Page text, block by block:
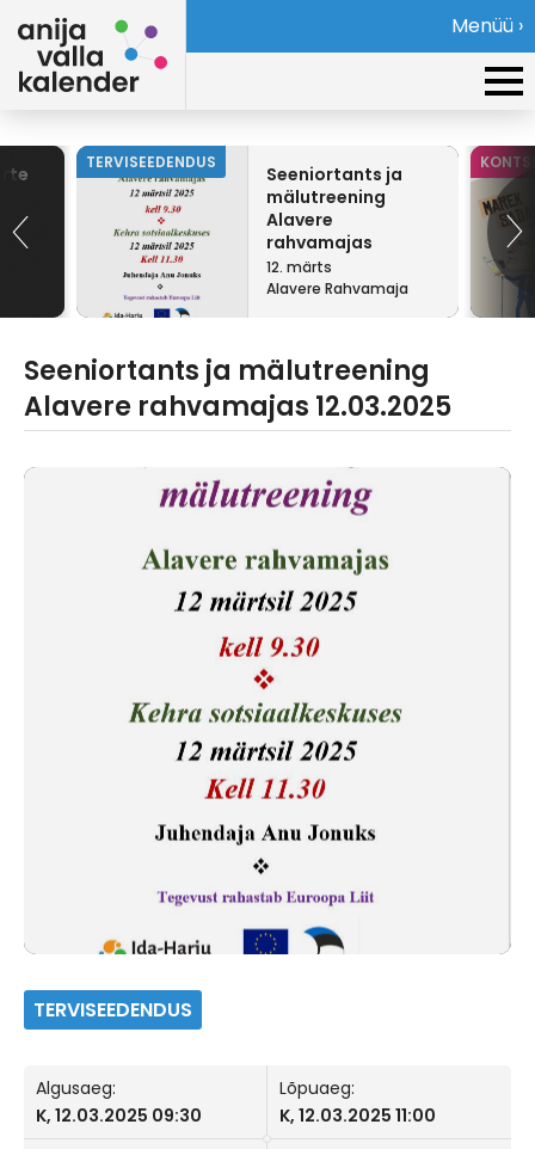
Menüü ›
TERVISEEDENDUS
Seeniortants ja
mälutreening
Alavere
rahvamajas
12.03.2025
12. märts
Alavere Rahvamaja
Seeniortants ja mälutreening
Alavere rahvamajas 12.03.2025
TERVISEEDENDUS
Algusaeg:
K, 12.03.2025 09:30
Lõpuaeg:
K, 12.03.2025 11:00